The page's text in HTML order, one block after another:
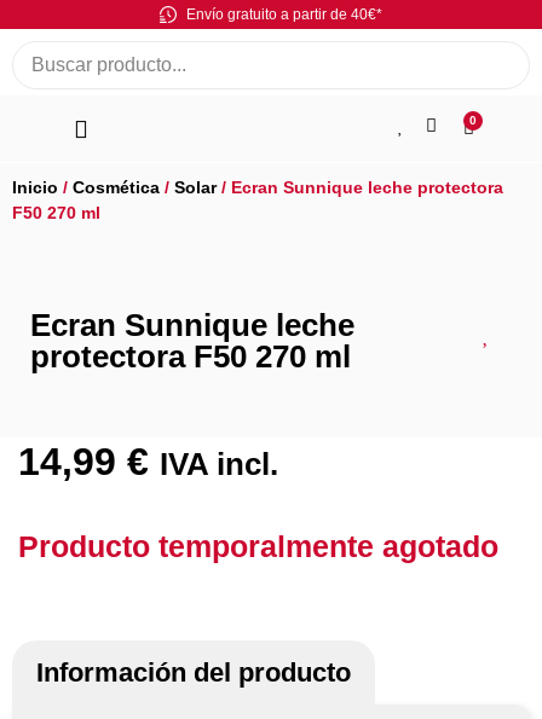
Envío gratuito a partir de 40€*
0
Inicio / Cosmética / Solar/ Ecran Sunnique leche protectora
F50 270 ml
Ecran Sunnique leche
protectora F50 270 ml
14,99 € IVA incl.
Producto temporalmente agotado
Información del producto